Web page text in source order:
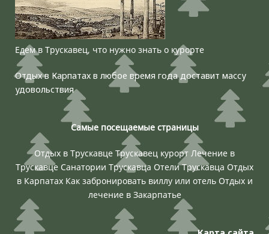
Едем в Трускавец, что нужно знать о курорте
Отдых в Карпатах в любое время года доставит массу
удовольствия
Самые посещаемые страницы
Отдых в Трускавце Трускавец курорт Лечение в
Трускавце Санатории Трускавца Отели Трускавца Отдых
в Карпатах Как забронировать виллу или отель Отдых и
лечение в Закарпатье